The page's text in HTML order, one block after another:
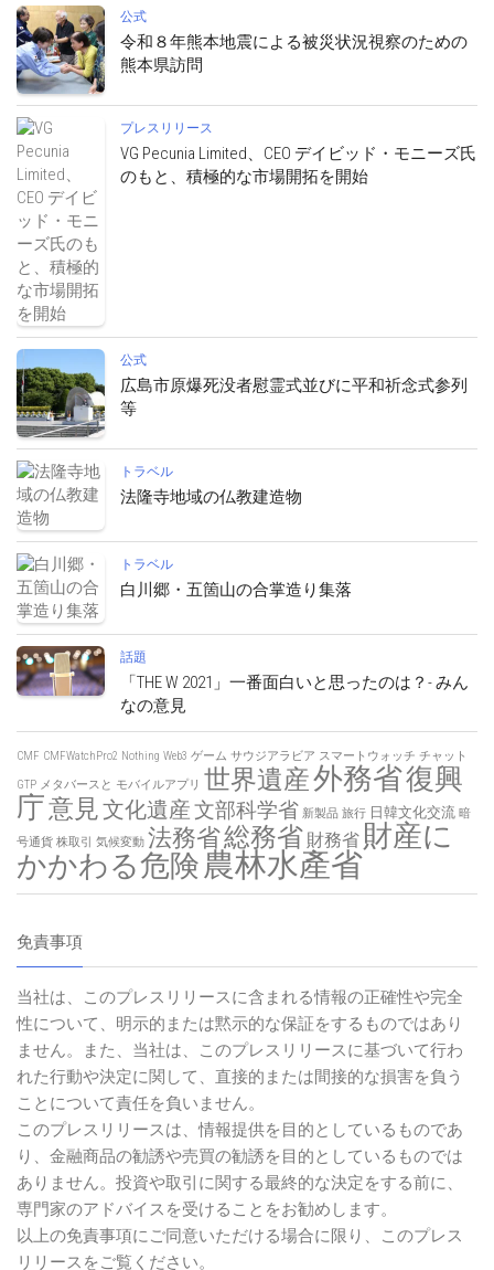
公式
令和８年熊本地震による被災状況視察のための
熊本県訪問
プレスリリース
VG Pecunia Limited、CEO デイビッド・モニーズ氏
のもと、積極的な市場開拓を開始
公式
広島市原爆死没者慰霊式並びに平和祈念式参列
等
トラベル
法隆寺地域の仏教建造物
トラベル
白川郷・五箇山の合掌造り集落
話題
「THE W 2021」一番面白いと思ったのは？- みん
なの意見
CMF CMFWatchPro2 Nothing Web3 ゲーム サウジアラビア スマートウォッチ チャット
GTP メタバースと モバイルアプリ 世界遺産外務省復興
庁意見文化遺産文部科学省 新製品 旅行 日韓文化交流 暗
号通貨 株取引 気候変動 法務省総務省 財務省 財産に
かかわる危険農林水產省
免責事項
当社は、このプレスリリースに含まれる情報の正確性や完全
性について、明示的または黙示的な保証をするものではあり
ません。また、当社は、このプレスリリースに基づいて行わ
れた行動や決定に関して、直接的または間接的な損害を負う
ことについて責任を負いません。
このプレスリリースは、情報提供を目的としているものであ
り、金融商品の勧誘や売買の勧誘を目的としているものでは
ありません。投資や取引に関する最終的な決定をする前に、
専門家のアドバイスを受けることをお勧めします。
以上の免責事項にご同意いただける場合に限り、このプレス
リリースをご覧ください。